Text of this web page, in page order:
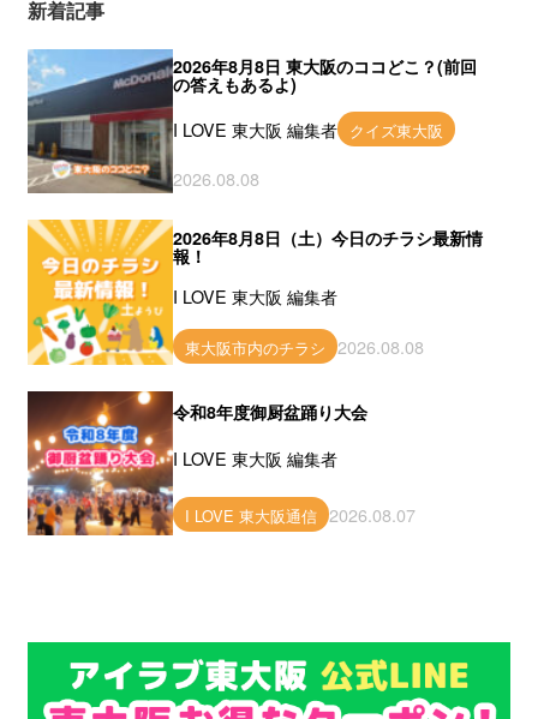
新着記事
2026年8月8日 東大阪のココどこ？(前回
の答えもあるよ)
I LOVE 東大阪 編集者 クイズ東大阪
2026.08.08
2026年8月8日（土）今日のチラシ最新情
報！
I LOVE 東大阪 編集者
東大阪市内のチラシ 2026.08.08
令和8年度御厨盆踊り大会
I LOVE 東大阪 編集者
I LOVE 東大阪通信 2026.08.07